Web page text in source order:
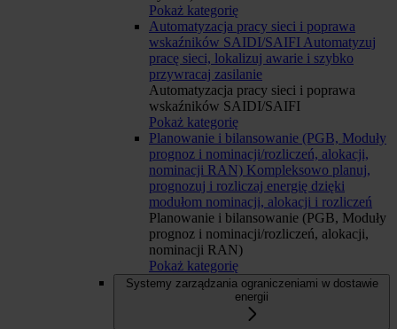
Pokaż kategorię
Automatyzacja pracy sieci i poprawa
wskaźników SAIDI/SAIFI Automatyzuj
pracę sieci, lokalizuj awarie i szybko
przywracaj zasilanie
Automatyzacja pracy sieci i poprawa
wskaźników SAIDI/SAIFI
Pokaż kategorię
Planowanie i bilansowanie (PGB, Moduły
prognoz i nominacji/rozliczeń, alokacji,
nominacji RAN) Kompleksowo planuj,
prognozuj i rozliczaj energię dzięki
modułom nominacji, alokacji i rozliczeń
Planowanie i bilansowanie (PGB, Moduły
prognoz i nominacji/rozliczeń, alokacji,
nominacji RAN)
Pokaż kategorię
Systemy zarządzania ograniczeniami w dostawie
energii